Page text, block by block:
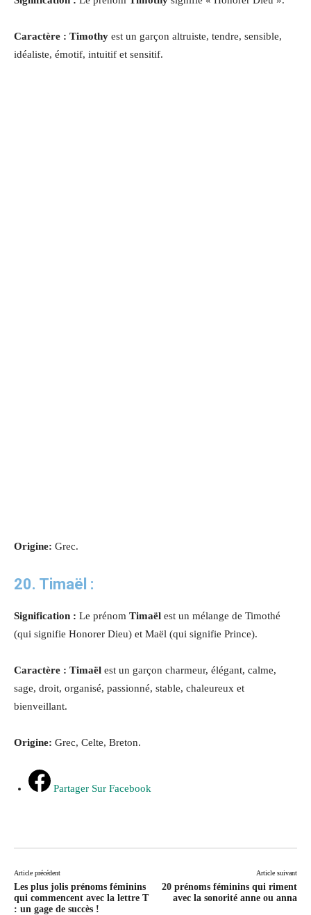
Caractère : Timothy est un garçon altruiste, tendre, sensible,
idéaliste, émotif, intuitif et sensitif.
Origine: Grec.
20. Timaël :
Signification : Le prénom Timaël est un mélange de Timothé
(qui signifie Honorer Dieu) et Maël (qui signifie Prince).
Caractère : Timaël est un garçon charmeur, élégant, calme,
sage, droit, organisé, passionné, stable, chaleureux et
bienveillant.
Origine: Grec, Celte, Breton.
Partager Sur Facebook
Article précédent
Les plus jolis prénoms féminins
qui commencent avec la lettre T
: un gage de succès !
Article suivant
20 prénoms féminins qui riment
avec la sonorité anne ou anna